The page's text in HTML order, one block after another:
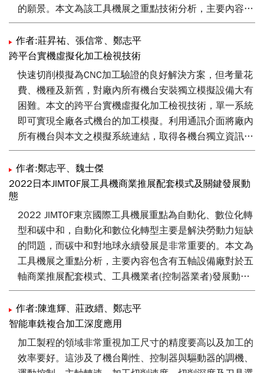
的願景。本文為該工具機展之重點技術分析，主要內容包
含有自動化輔助提昇、高效加工性能、節能應用配套及數
位雙生與人工智能配套等相關國際前瞻資訊，相關資訊能
提供工具機相關業者發展方向參考。
作者:莊昇祐、張信常、鄭志平
跨平台實機虛擬化加工檢視技術
快速切削模擬為CNC加工驗證的良好解決方案，但考量花
費、機種及新舊，對廠內所有機台安裝獨立模擬設備大有
困難。本文的跨平台實機虛擬化加工檢視技術，單一系統
即可實現全廠各式機台的加工模擬。利用通訊介面將廠內
所有機台與本文之模擬系統連結，取得各機台獨立資訊，
配合以對應機台構型建置的運動鏈，模擬出在加工區內與
實機高一致性的虛擬加工環境。執行NC(Numerical
Control)碼即可快速檢視正確性與預估工時，並於3D畫面
瀏覽加工結果、有無干涉或碰撞。接著利用M碼G碼轉換
機能，轉檔為目標廠牌控制器的NC碼，將其發配至對應
機型，並開始加工程序。本文技術有效消弭異個控制器品
牌間的差異、降低機台硬體需求，提升總體效率並減少人
力與材料耗損。
作者:鄭志平、魏士傑
2022日本JIMTOF展工具機商業推展配套模式及關鍵發展動
態
2022 JIMTOF東京國際工具機展重點為自動化、數位化轉
型和碳中和，自動化和數位化轉型主要是解決勞動力短缺
的問題，而碳中和對地球永續發展是非常重要的。本文為
工具機展之重點分析，主要內容包含有五軸設備廠對於五
軸商業推展配套模式、工具機業者(控制器業者)發展動
態、工具機節能發展動態等相關國際前瞻資訊，相關資訊
能提供工具機相關業者發展方向參考。
作者:陳進輝、莊政縉、鄭志平
智能車銑複合加工深度應用
加工製程的領域非常重視加工尺寸的精度要高以及加工的
效率要好。這涉及了機台剛性、控制器與驅動器的調機、